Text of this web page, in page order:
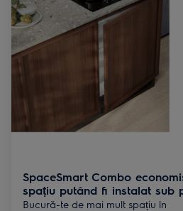
SpaceSmart Combo
spațiu putând fi instalat sub
Bucură-te de mai mult spațiu în